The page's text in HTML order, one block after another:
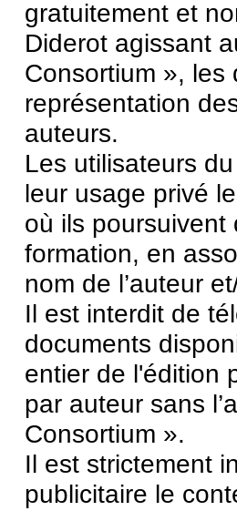
gratuitement et
Diderot agissant
Consortium », les
représentation
auteurs.
Les utilisateurs
leur usage privé
où ils
formation, en
nom de l’auteur
Il est interdit de
documents
entier de l'édition
par auteur sans
Consortium ».
Il est strictement
publicitaire le